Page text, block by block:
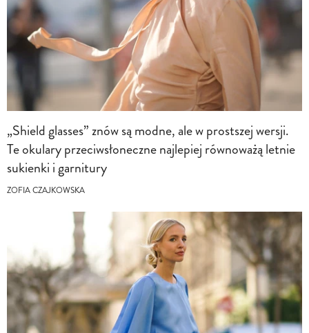
„Shield glasses” znów są modne, ale w prostszej wersji.
Te okulary przeciwsłoneczne najlepiej równoważą letnie
sukienki i garnitury
ZOFIA CZAJKOWSKA